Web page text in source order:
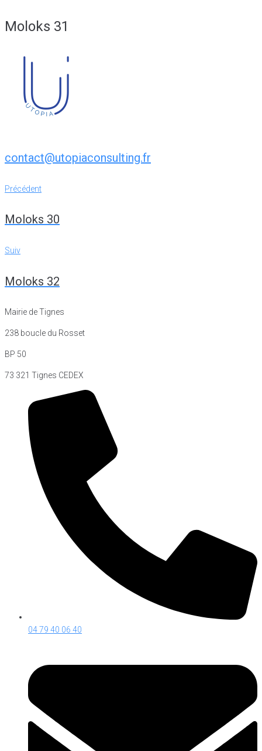
Moloks 31
contact@utopiaconsulting.fr
Navigation
de
l’article
Précédent
Précédent
Moloks 30
Suiv
Suiv
Moloks 32
Mairie de Tignes
238 boucle du Rosset
BP 50
73 321 Tignes CEDEX
04 79 40 06 40